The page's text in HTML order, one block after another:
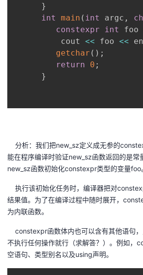
}
int
main ( int argc ,
constexpr
int foo
          cout
<< foo <<
getchar ( ) ;
return
0 ;
}
分析：我们把new_sz定义成无参的
能在程序编译时验证new_sz函数返回的是常
new_sz函数初始化constexpr类型的变量foo
执行该初始化任务时，编译器把对
结果值。为了在编译过程中随时展开，
为内联函数。
constexpr函数体内也可以含有其他语句
不执行任何操作就行（求解答？）。例如，
空语句、类型别名以及using声明。